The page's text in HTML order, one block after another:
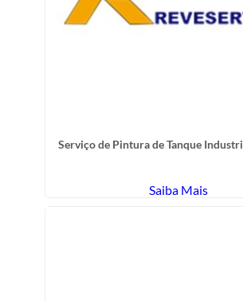
Serviço de Pintura de Tanque
Saiba Mais